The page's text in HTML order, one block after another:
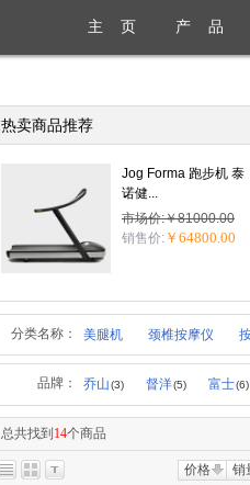
主 页 产 品
热卖商品推荐
Jog Forma 跑步机 泰
诺健...
市场价:￥81000.00
销售价: ￥64800.00
分类名称： 美腿机 颈椎按摩仪
品牌： 乔山(3) 督洋(5) 富士(6)
总共找到 14个商品
价格 销